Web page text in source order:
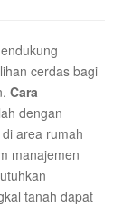
cerdas bagi
Cara
dengan
area rumah
manajemen
tanah dapat